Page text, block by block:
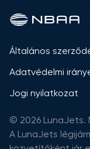
Általános
Adatvédelmi
Jogi nyilatkozat
© 2026 LunaJets.
A LunaJets